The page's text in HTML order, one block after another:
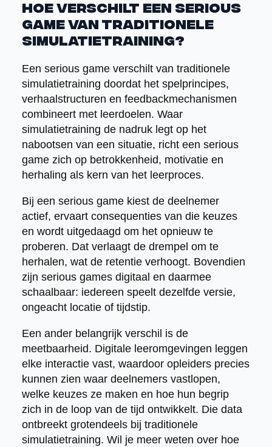
Hoe verschilt een serious
game van traditionele
simulatietraining?
Een serious game verschilt van traditionele
simulatietraining doordat het spelprincipes,
verhaalstructuren en feedbackmechanismen
combineert met leerdoelen. Waar
simulatietraining de nadruk legt op het
nabootsen van een situatie, richt een serious
game zich op betrokkenheid, motivatie en
herhaling als kern van het leerproces.
Bij een serious game kiest de deelnemer
actief, ervaart consequenties van die keuzes
en wordt uitgedaagd om het opnieuw te
proberen. Dat verlaagt de drempel om te
herhalen, wat de retentie verhoogt. Bovendien
zijn serious games digitaal en daarmee
schaalbaar: iedereen speelt dezelfde versie,
ongeacht locatie of tijdstip.
Een ander belangrijk verschil is de
meetbaarheid. Digitale leeromgevingen leggen
elke interactie vast, waardoor opleiders precies
kunnen zien waar deelnemers vastlopen,
welke keuzes ze maken en hoe hun begrip
zich in de loop van de tijd ontwikkelt. Die data
ontbreekt grotendeels bij traditionele
simulatietraining. Wil je meer weten over hoe